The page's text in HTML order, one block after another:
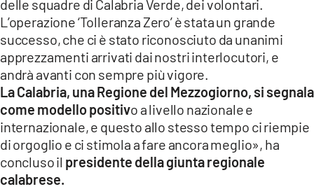
delle squadre di Calabria Verde, dei volontari.
L’operazione ‘Tolleranza Zero’ è stata un grande
successo, che ci è stato riconosciuto da unanimi
apprezzamenti arrivati dai nostri interlocutori, e
andrà avanti con sempre più vigore.
La Calabria, una Regione del Mezzogiorno, si segnala
come modello positivo a livello nazionale e
internazionale, e questo allo stesso tempo ci riempie
di orgoglio e ci stimola a fare ancora meglio», ha
concluso il presidente della giunta regionale
calabrese.